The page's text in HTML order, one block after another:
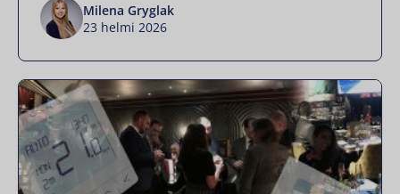
Milena Gryglak
23 helmi 2026